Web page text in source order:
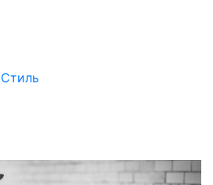
Стиль